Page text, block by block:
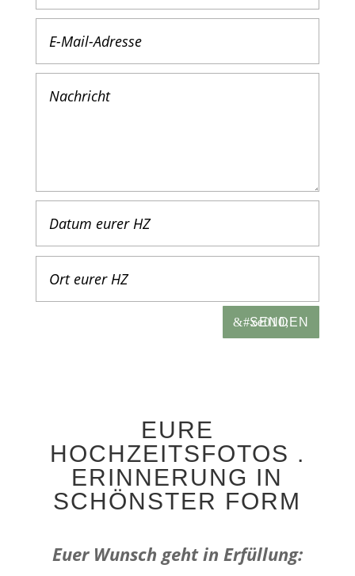
SENDEN
EURE
HOCHZEITSFOTOS .
ERINNERUNG IN
SCHÖNSTER FORM
Euer Wunsch geht in Erfüllung: